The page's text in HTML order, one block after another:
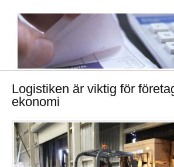
Logistiken är viktig för
ekonomi